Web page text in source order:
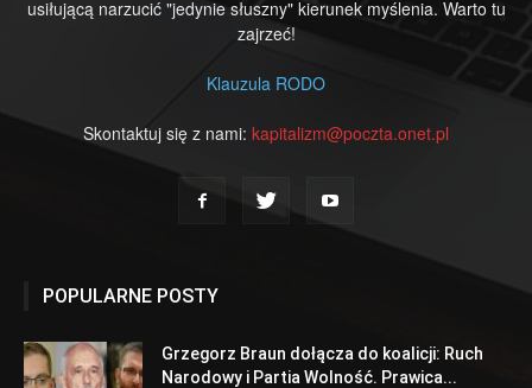
usiłującą narzucić "jedynie słuszny" kierunek myślenia. Warto tu
zajrzeć!
Klauzula RODO
Skontaktuj się z nami: kapitalizm@poczta.onet.pl
POPULARNE POSTY
Grzegorz Braun dołącza do koalicji: Ruch
Narodowy i Partia Wolność. Prawica...